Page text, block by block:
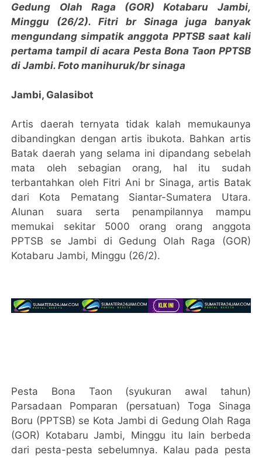
Gedung Olah Raga (GOR) Kotabaru Jambi,
Minggu (26/2). Fitri br Sinaga juga banyak
mengundang simpatik anggota PPTSB saat kali
pertama tampil di acara Pesta Bona Taon PPTSB
di Jambi. Foto manihuruk/br sinaga
Jambi, Galasibot
Artis daerah ternyata tidak kalah memukaunya
dibandingkan dengan artis ibukota. Bahkan artis
Batak daerah yang selama ini dipandang sebelah
mata oleh sebagian orang, hal itu sudah
terbantahkan oleh Fitri Ani br Sinaga, artis Batak
dari Kota Pematang Siantar-Sumatera Utara.
Alunan suara serta penampilannya mampu
memukai sekitar 5000 orang orang anggota
PPTSB se Jambi di Gedung Olah Raga (GOR)
Kotabaru Jambi, Minggu (26/2).
Pesta Bona Taon (syukuran awal tahun)
Parsadaan Pomparan (persatuan) Toga Sinaga
Boru (PPTSB) se Kota Jambi di Gedung Olah Raga
(GOR) Kotabaru Jambi, Minggu itu lain berbeda
dari pesta-pesta sebelumnya. Kalau pada pesta